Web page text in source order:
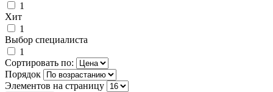
1
Хит
1
Выбор специалиста
1
Сортировать по:
Порядок
Элементов на страницу